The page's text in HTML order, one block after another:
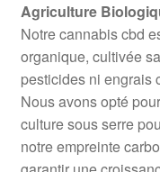
Agriculture
Notre cannabis cbd
organique, cultivée
pesticides ni engrais
Nous avons opté
culture sous serre
notre empreinte